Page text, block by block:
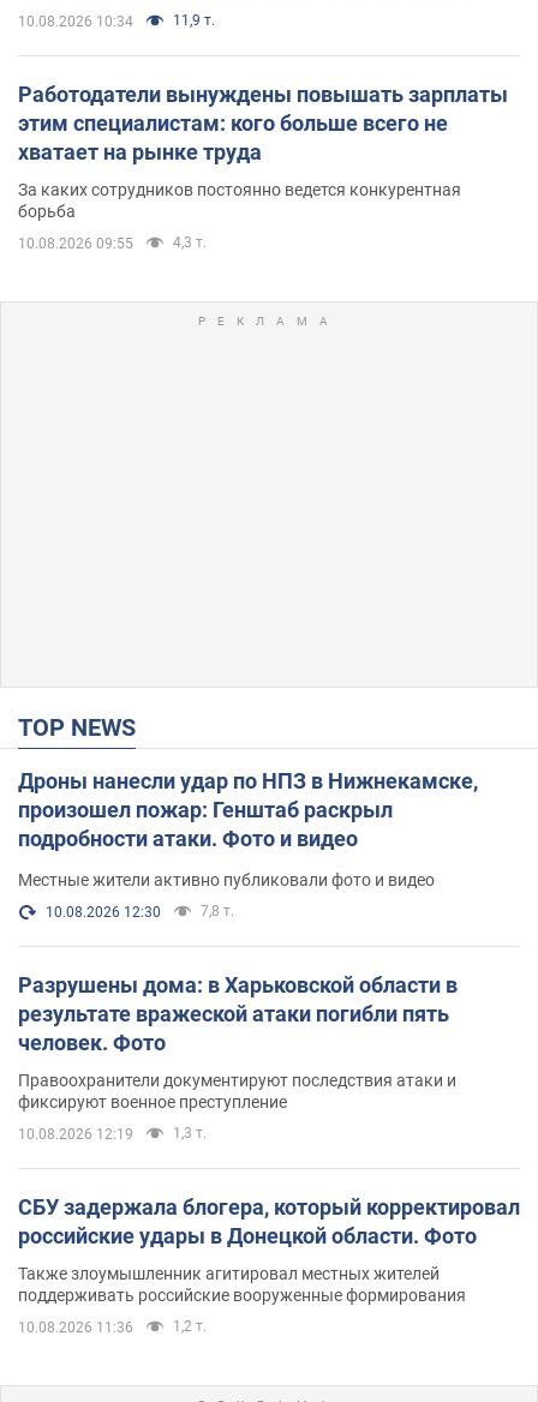
10.08.2026 10:34 11,9 т.
Работодатели вынуждены повышать зарплаты
этим специалистам: кого больше всего не
хватает на рынке труда
За каких сотрудников постоянно ведется конкурентная
борьба
10.08.2026 09:55 4,3 т.
TOP NEWS
Дроны нанесли удар по НПЗ в Нижнекамске,
произошел пожар: Генштаб раскрыл
подробности атаки. Фото и видео
Местные жители активно публиковали фото и видео
10.08.2026 12:30 7,8 т.
Разрушены дома: в Харьковской области в
результате вражеской атаки погибли пять
человек. Фото
Правоохранители документируют последствия атаки и
фиксируют военное преступление
10.08.2026 12:19 1,3 т.
СБУ задержала блогера, который корректировал
российские удары в Донецкой области. Фото
Также злоумышленник агитировал местных жителей
поддерживать российские вооруженные формирования
10.08.2026 11:36 1,2 т.